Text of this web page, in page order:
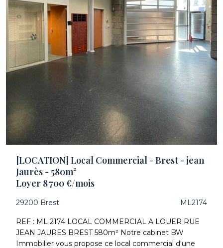
[LOCATION] Local Commercial - Brest - jean
Jaurès - 580m²
Loyer 8 700 €/mois
29200 Brest ML2174
REF : ML 2174 LOCAL COMMERCIAL A LOUER RUE
JEAN JAURES BREST 580m² Notre cabinet BW
Immobilier vous propose ce local commercial d'une